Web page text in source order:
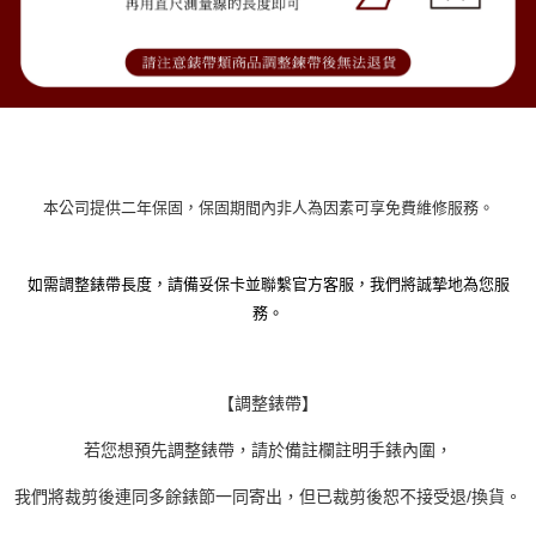
本公司提供二年保固，保固期間內非人為因素可享免費維修服務。
如需調整錶帶長度，請備妥保卡並聯繫官方客服，我們將誠摯地為您服
務。
【調整錶帶】
若您想預先調整錶帶，請於備註欄註明手錶內圍，
我們將裁剪後連同多餘錶節一同寄出，但已裁剪後恕不接受退/換貨。